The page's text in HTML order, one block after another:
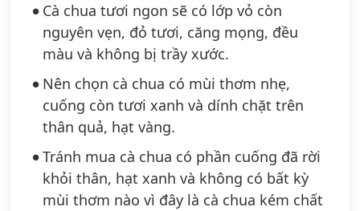
Cà chua tươi ngon sẽ có lớp vỏ còn
nguyên vẹn, đỏ tươi, căng mọng, đều
màu và không bị trầy xước.
Nên chọn cà chua có mùi thơm nhẹ,
cuống còn tươi xanh và dính chặt trên
thân quả, hạt vàng.
Tránh mua cà chua có phần cuống đã rời
khỏi thân, hạt xanh và không có bất kỳ
mùi thơm nào vì đây là cà chua kém chất